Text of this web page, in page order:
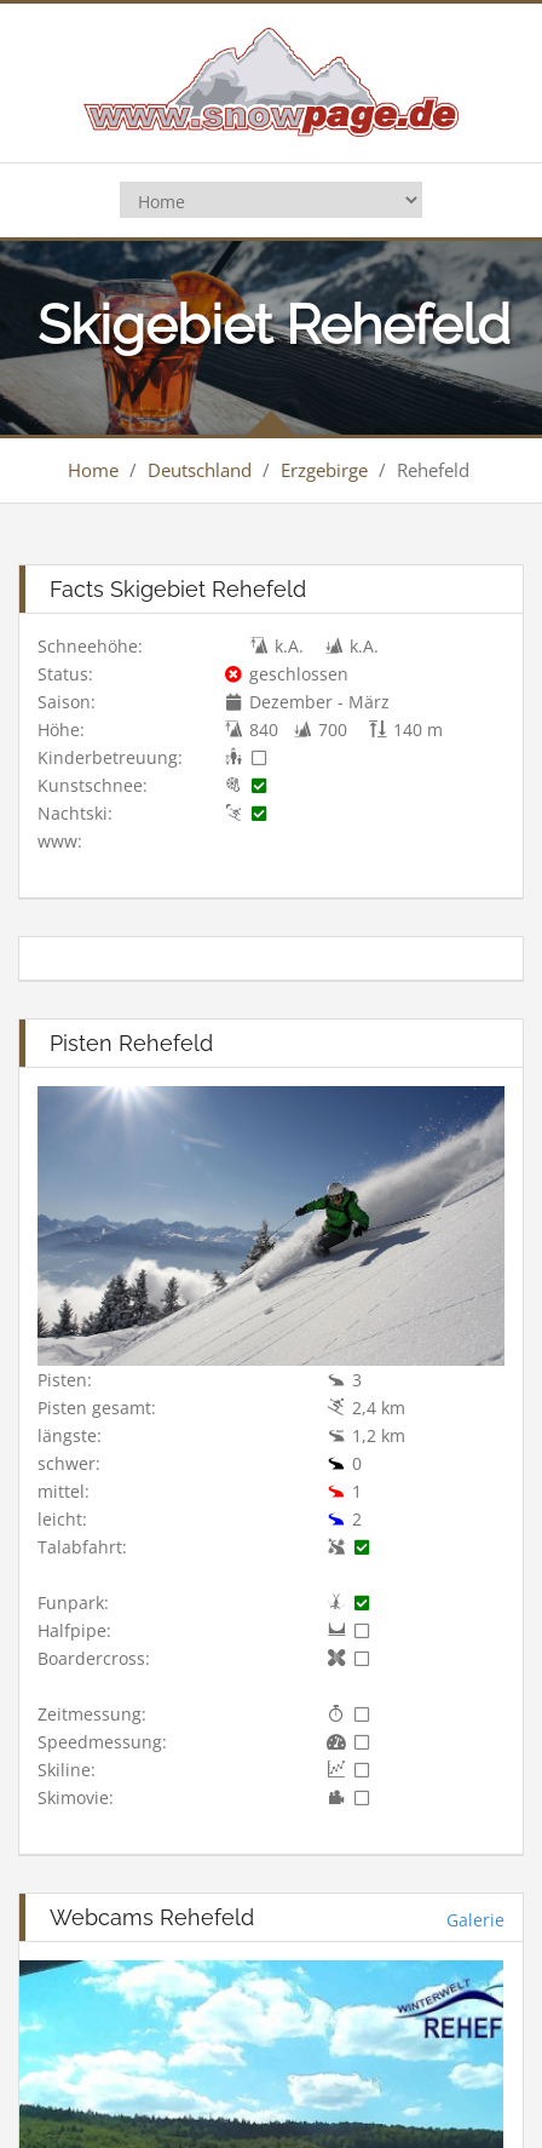
Skigebiet Rehefeld
Home / Deutschland / Erzgebirge / Rehefeld
Facts Skigebiet Rehefeld
Schneehöhe: k.A.
k.A.
Status:
geschlossen
Saison:
Dezember - März
Höhe:
840 700
140 m
Kinderbetreuung:
Kunstschnee:
Nachtski:
www:
Pisten Rehefeld
Pisten:
3
Pisten gesamt:
2,4 km
längste:
1,2 km
schwer:
0
mittel:
1
leicht:
2
Talabfahrt:
Funpark:
Halfpipe:
Boardercross:
Zeitmessung:
Speedmessung:
Skiline:
Skimovie:
Webcams Rehefeld Galerie